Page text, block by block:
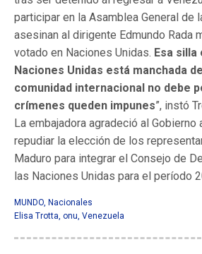
participar en la Asamblea General de
asesinan al dirigente Edmundo Rada
votado en Naciones Unidas. Esa
Naciones Unidas está manchada
comunidad internacional no debe
crímenes queden impunes”, instó
La embajadora agradeció al Gobierno
repudiar la elección de los
Maduro para integrar el Consejo de
las Naciones Unidas para el período
MUNDO, Nacionales
Elisa Trotta, onu, Venezuela